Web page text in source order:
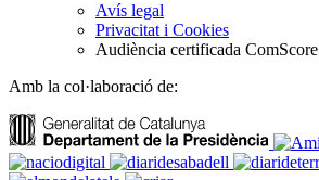
Avís legal
Privacitat i Cookies
Audiència certificada ComScore
Amb la col·laboració de: